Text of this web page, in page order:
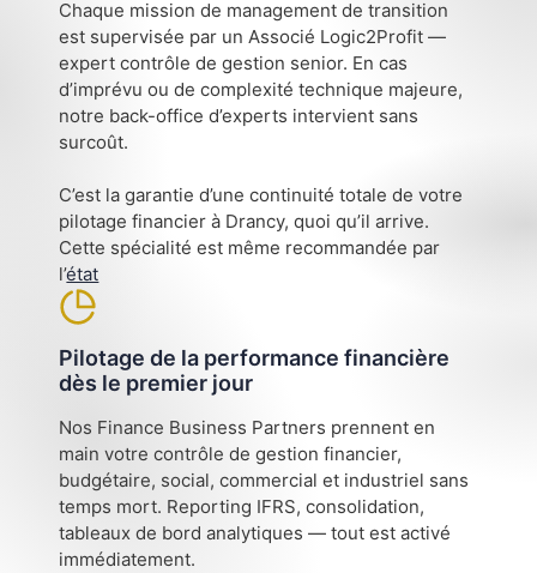
Chaque mission de management de transition
est supervisée par un Associé Logic2Profit —
expert contrôle de gestion senior. En cas
d’imprévu ou de complexité technique majeure,
notre back-office d’experts intervient sans
surcoût.
C’est la garantie d’une continuité totale de votre
pilotage financier à Drancy, quoi qu’il arrive.
Cette spécialité est même recommandée par
l’état
Pilotage de la performance financière
dès le premier jour
Nos Finance Business Partners prennent en
main votre contrôle de gestion financier,
budgétaire, social, commercial et industriel sans
temps mort. Reporting IFRS, consolidation,
tableaux de bord analytiques — tout est activé
immédiatement.